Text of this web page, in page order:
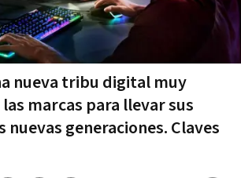
nueva tribu digital muy
marcas para llevar sus
nuevas generaciones. Claves